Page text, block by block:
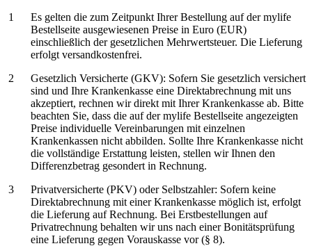
Es gelten die zum Zeitpunkt Ihrer Bestellung auf der mylife
Bestellseite ausgewiesenen Preise in Euro (EUR)
einschließlich der gesetzlichen Mehrwertsteuer. Die Lieferung
erfolgt versandkostenfrei.
Gesetzlich Versicherte (GKV): Sofern Sie gesetzlich versichert
sind und Ihre Krankenkasse eine Direktabrechnung mit uns
akzeptiert, rechnen wir direkt mit Ihrer Krankenkasse ab. Bitte
beachten Sie, dass die auf der mylife Bestellseite angezeigten
Preise individuelle Vereinbarungen mit einzelnen
Krankenkassen nicht abbilden. Sollte Ihre Krankenkasse nicht
die vollständige Erstattung leisten, stellen wir Ihnen den
Differenzbetrag gesondert in Rechnung.
Privatversicherte (PKV) oder Selbstzahler: Sofern keine
Direktabrechnung mit einer Krankenkasse möglich ist, erfolgt
die Lieferung auf Rechnung. Bei Erstbestellungen auf
Privatrechnung behalten wir uns nach einer Bonitätsprüfung
eine Lieferung gegen Vorauskasse vor (§ 8).